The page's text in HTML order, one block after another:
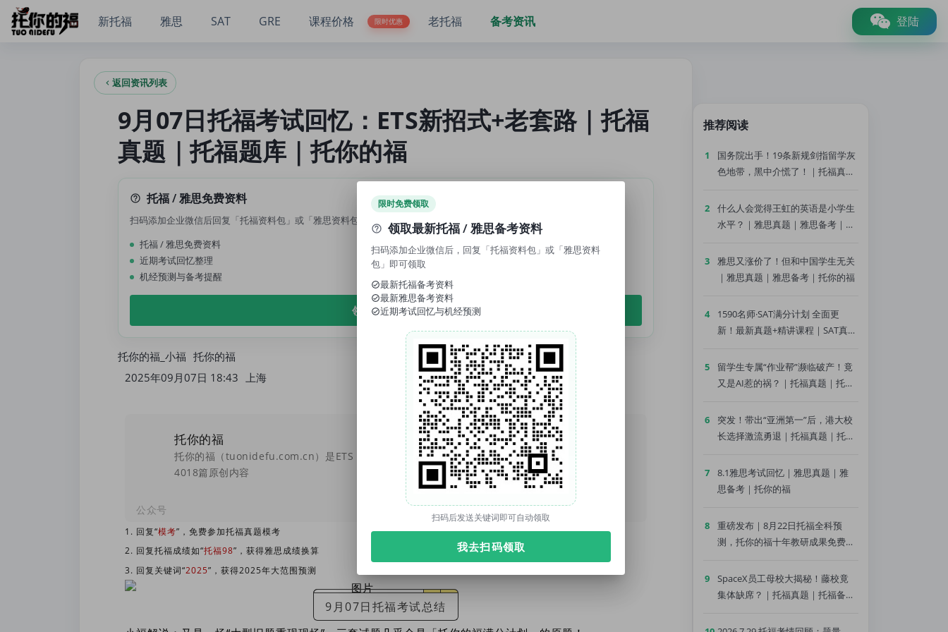
9月07日托福考试回忆：ETS新招式+老套路｜托福真题｜托福题库｜托你的福
新托福
雅思 SAT GRE 课程价格 限时优惠 老托福 备考资讯 登陆
返回资讯列表
9月07日托福考试回忆：ETS新招式+老套路｜托福
真题｜托福题库｜托你的福
托福 / 雅思免费资料
扫码添加企业微信后回复「托福资料包」或「雅思资料包」，即可领取免费资料、近期考试回忆与机经预测。
托福 / 雅思免费资料
近期考试回忆整理
机经预测与备考提醒
领取免费资料
托你的福_小福 托你的福
2025年09月07日 18:43 上海
托你的福
4018篇原创内容
公众号
1. 回复“模考”，免费参加托福真题模考
2. 回复托福成绩如“托福98”，获得雅思成绩换算
3. 回复关键词“2025”，获得2025年大范围预测
9月07日托福考试总结
推荐阅读
1
国务院出手！19条新规剑指留学灰
色地带，黑中介慌了！｜托福真题
2
什么人会觉得王虹的英语是小学生
水平？｜雅思真题｜雅思备考｜托
3
雅思又涨价了！但和中国学生无关
｜雅思真题｜雅思备考｜托你的福
4
1590名师·SAT满分计划 全面更
新！最新真题+精讲课程｜SAT真题
5
留学生专属“作业帮”濒临破产！竟
又是AI惹的祸？｜托福真题｜托福
6
突发！带出“亚洲第一”后，港大校
长选择激流勇退｜托福真题｜托福
7
8.1雅思考试回忆｜雅思真题｜雅
思备考｜托你的福
8
重磅发布｜8月22日托福全科预
测，托你的福十年教研成果免费领
9
SpaceX员工母校大揭秘！藤校竟
集体缺席？｜托福真题｜托福备考
限时免费领取
领取最新托福 / 雅思备考资料
扫码添加企业微信后，回复「托福资料包」或「雅思资料
包」即可领取
最新托福备考资料
最新雅思备考资料
近期考试回忆与机经预测
扫码后发送关键词即可自动领取
我去扫码领取